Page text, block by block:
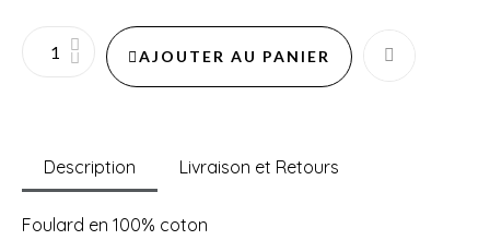
AJOUTER AU PANIER
Description Livraison et Retours
Foulard en 100% coton